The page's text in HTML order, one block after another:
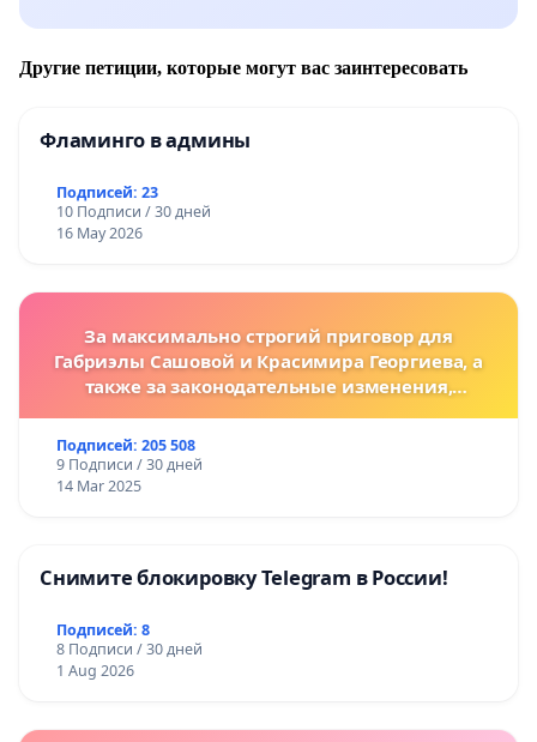
Другие петиции, которые могут вас заинтересовать
Фламинго в админы
Подписей: 23
10 Подписи / 30 дней
16 May 2026
За максимально строгий приговор для
Габриэлы Сашовой и Красимира Георгиева, а
также за законодательные изменения,
за преступления против животных!
Подписей: 205 508
9 Подписи / 30 дней
14 Mar 2025
Снимите блокировку Telegram в России!
Подписей: 8
8 Подписи / 30 дней
1 Aug 2026